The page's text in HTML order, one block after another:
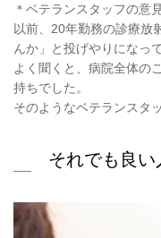
＊ベテランスタッフの意
以前、20年勤務の診療放
んか」と投げやりになっ
よく聞くと、病院全体の
持ちでした。
そのようなベテランスタ
それでも良